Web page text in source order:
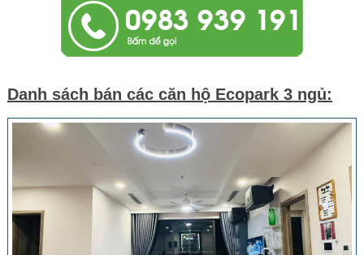
Danh sách bán các căn hộ Ecopark 3 ngủ: